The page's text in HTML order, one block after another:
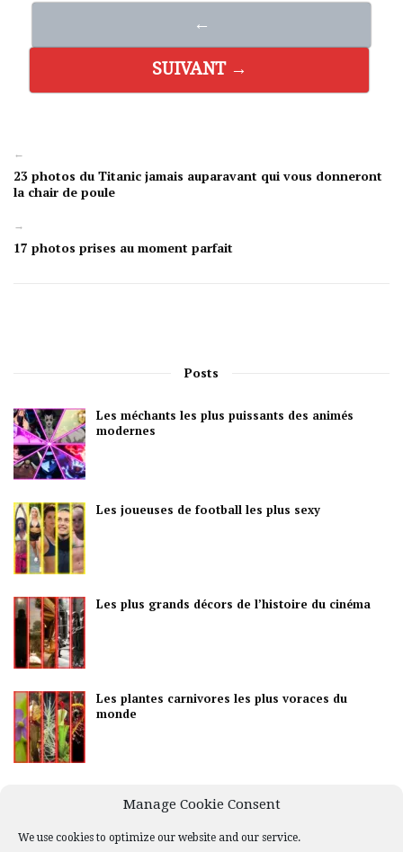
Manage Cookie Consent
We use cookies to optimize our website and our service.
←
SUIVANT →
←
23 photos du Titanic jamais auparavant qui vous donneront
la chair de poule
→
17 photos prises au moment parfait
Posts
Les méchants les plus puissants des animés
modernes
Les joueuses de football les plus sexy
Les plus grands décors de l’histoire du cinéma
Les plantes carnivores les plus voraces du
monde